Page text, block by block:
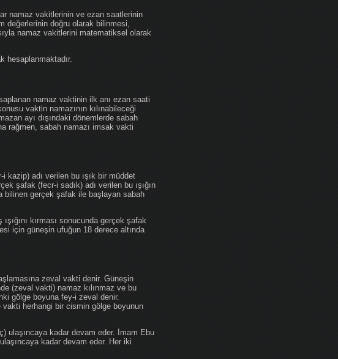
namaz vakitlerinin ve ezan saatlerinin
değerlerinin doğru olarak bilinmesi,
namaz vakitlerini matematiksel olarak
hesaplanmaktadır.
namaz vaktinin ilk anı ezan saati
vaktin namazının kılınabileceği
ayı dışındaki dönemlerde sabah
rağmen, sabah namazı imsak vakti
kazip) adı verilen bu ışık bir müddet
şafak (fecr-i sadık) adı verilen bu ışığın
bilinen gerçek şafak ile başlayan sabah
kırması sonucunda gerçek şafak
için güneşin ufuğun 18 derece altında
zeval vakti denir. Güneşin
(zeval vakti) namaz kılınmaz ve bu
gölge boyuna fey-i zeval denir.
herhangi bir cismin gölge boyunun
ulaşıncaya kadar devam eder. İmam Ebu
kadar devam eder. Her iki